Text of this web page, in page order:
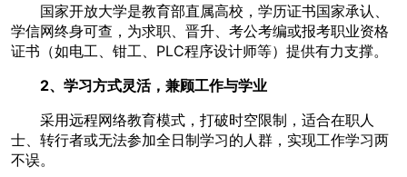
国家开放大学是教育部直属高校，学历证书国家承认、
学信网终身可查，为求职、晋升、考公考编或报考职业资格
证书（如电工、钳工、PLC程序设计师等）提供有力支撑。
2、 学习方式灵活，兼顾工作与学业
采用远程网络教育模式，打破时空限制，适合在职人
士、转行者或无法参加全日制学习的人群，实现工作学习两
不误。